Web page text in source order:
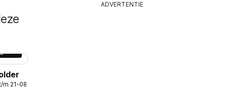
21-08-2026
ADVERTENTIE